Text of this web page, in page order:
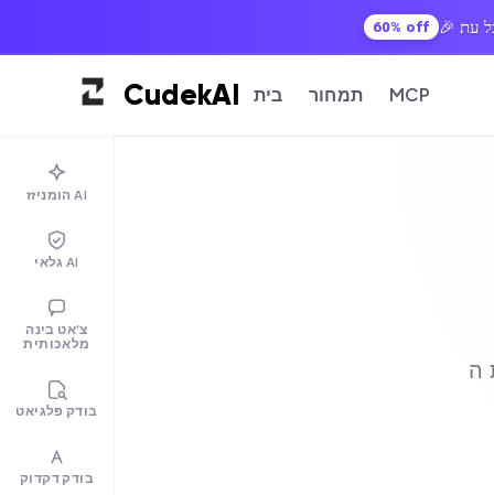
60% off
CudekAI בית תמחור MCP
הומניזז AI
גלאי AI
צ'אט בינה
מלאכותית
בודק פלגיאט
בודק דקדוק